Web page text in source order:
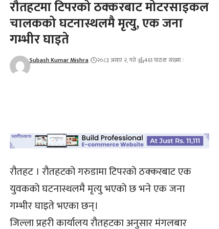
रौतहटमा टिपरको ठक्करबाट मोटरसाइकल
चालकको घटनास्थलमै मृत्यु, एक जना
गम्भीर घाइते
Subash Kumar Mishra २०८३ असार २, गते 461 पाठक संख्या
रौतहट । रौतहटको गरुडामा टिपरको ठक्करबाट एक
युवकको घटनास्थलमै मृत्यु भएको छ भने एक जना
गम्भीर घाइते भएका छन्।
जिल्ला प्रहरी कार्यालय रौतहटका अनुसार मंगलबार